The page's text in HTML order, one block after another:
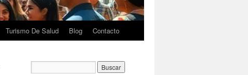
Turismo De Salud Blog Contacto